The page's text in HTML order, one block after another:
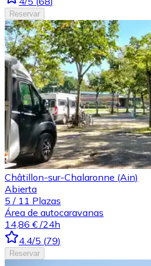
Reservar
Châtillon-sur-Chalaronne (Ain)
Abierta
5 / 11 Plazas
Área de autocaravanas
14,86 € /24h
4.4/5 (79)
Reservar